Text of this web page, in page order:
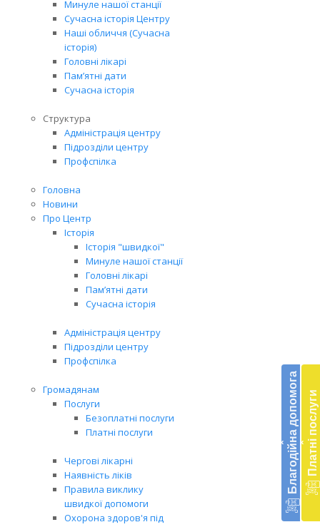
Минуле нашої станції
Сучасна історія Центру
Наші обличчя (Сучасна
історія)
Головні лікарі
Пам’ятні дати
Сучасна історія
Структура
Адміністрація центру
Підрозділи центру
Профспілка
Головна
Новини
Про Центр
Історія
Історія "швидкої"
Минуле нашої станції
Головні лікарі
Пам’ятні дати
Сучасна історія
Адміністрація центру
Підрозділи центру
Профспілка
Громадянам
Послуги
Безоплатні послуги
Платні послуги
Чергові лікарні
Наявність ліків
Правила виклику
швидкої допомоги
Охорона здоров'я під
‹ Благодійна допомога ‹ Платні послуги